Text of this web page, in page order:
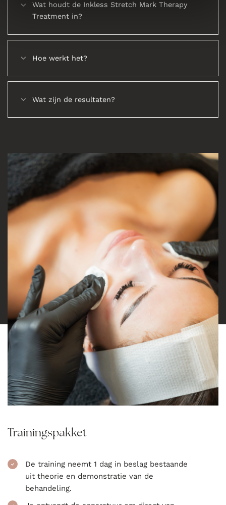
Wat houdt de Inkless Stretch Mark Therapy
Treatment in?
Hoe werkt het?
Wat zijn de resultaten?
Trainingspakket
De training neemt 1 dag in beslag bestaande
uit theorie en demonstratie van de
behandeling.